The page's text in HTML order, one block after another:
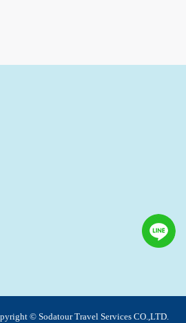
並登入使用我們的
覽及點選資料紀
站不會也無法將此
廣告廠商、或連結
會在該資料或電子
© Sodatour Travel Services CO.,LTD.